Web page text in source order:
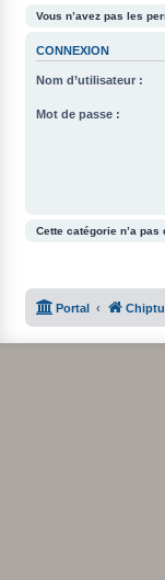
Vous n’avez pas les
CONNEXION
Nom d’utilisateur :
Mot de passe :
Cette catégorie n’a pas
Portal